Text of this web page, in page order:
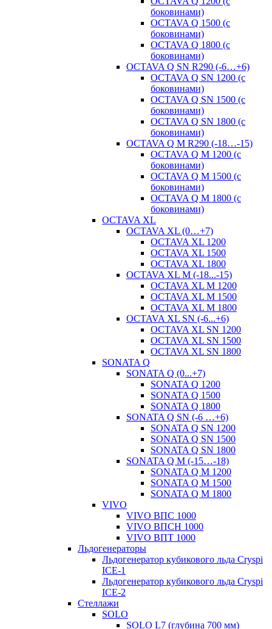
боковинами)
OCTAVA Q 1500 (с
боковинами)
OCTAVA Q 1800 (с
боковинами)
OCTAVA Q SN R290 (-6…+6)
OCTAVA Q SN 1200 (с
боковинами)
OCTAVA Q SN 1500 (с
боковинами)
OCTAVA Q SN 1800 (с
боковинами)
OCTAVA Q M R290 (-18…-15)
OСTAVA Q M 1200 (с
боковинами)
OСTAVA Q M 1500 (с
боковинами)
OСTAVA Q M 1800 (с
боковинами)
OCTAVA XL
OCTAVA XL (0…+7)
OCTAVA XL 1200
OCTAVA XL 1500
OCTAVA XL 1800
OCTAVA XL M (-18...-15)
OCTAVA XL M 1200
OCTAVA XL M 1500
OCTAVA XL M 1800
OCTAVA XL SN (-6...+6)
OCTAVA XL SN 1200
OCTAVA XL SN 1500
OCTAVA XL SN 1800
SONATA Q
SONATA Q (0...+7)
SONATA Q 1200
SONATA Q 1500
SONATA Q 1800
SONATA Q SN (-6 …+6)
SONATA Q SN 1200
SONATA Q SN 1500
SONATA Q SN 1800
SONATA Q M (-15…-18)
SONATA Q M 1200
SONATA Q M 1500
SONATA Q M 1800
VIVO
VIVO ВПС 1000
VIVO ВПСН 1000
VIVO ВПТ 1000
Льдогенераторы
Льдогенератор кубикового льда Cryspi
ICE-1
Льдогенератор кубикового льда Cryspi
ICE-2
Стеллажи
SOLO
SOLO L7 (глубина 700 мм)